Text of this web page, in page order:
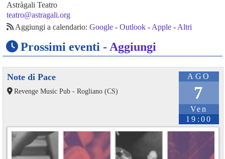
Astràgali Teatro
teatro@astragali.org
Aggiungi a calendario: Google- Outlook- Apple- Altri
Prossimi eventi - Aggiungi
AGO
7
Ven
19:00
Note di Pace
Revenge Music Pub - Rogliano (CS)